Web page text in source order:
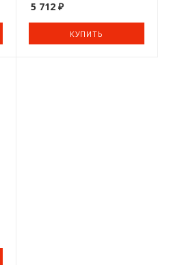
5 712₽
КУПИТЬ